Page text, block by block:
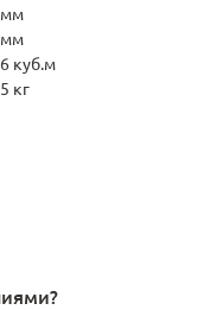
мм
мм
куб.м
кг